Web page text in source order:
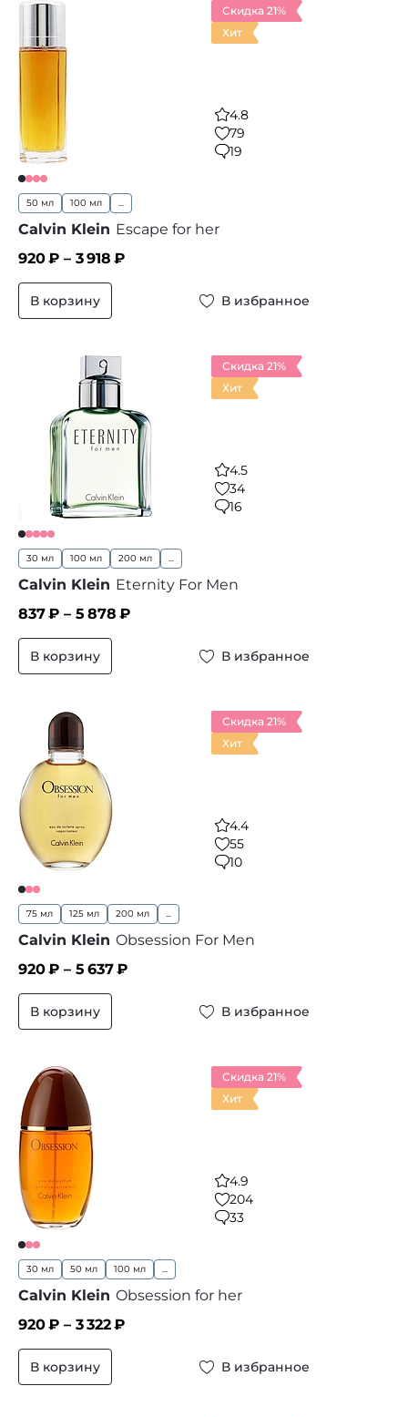
Скидка 21%
Хит
4.8
79
19
50 мл 100 мл ...
Calvin Klein Escape for her
920₽ – 3 918 ₽
В корзину В избранное
Скидка 21%
Хит
4.5
34
16
30 мл 100 мл 200 мл ...
Calvin Klein Eternity For Men
837₽ – 5 878 ₽
В корзину В избранное
Скидка 21%
Хит
4.4
55
10
75 мл 125 мл 200 мл ...
Calvin Klein Obsession For Men
920₽ – 5 637₽
В корзину В избранное
Скидка 21%
Хит
4.9
204
33
30 мл 50 мл 100 мл ...
Calvin Klein Obsession for her
920₽ – 3 322₽
В корзину В избранное